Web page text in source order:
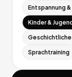
Entspannung
Kinder &
Sprachtraining